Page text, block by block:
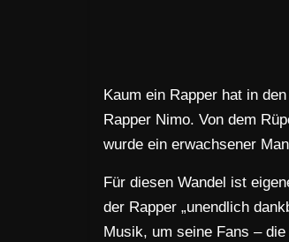
Kaum ein Rapper hat in
Rapper Nimo. Von dem
wurde ein erwachsener
Für diesen Wandel ist
der Rapper „unendlich
Musik, um seine Fans –